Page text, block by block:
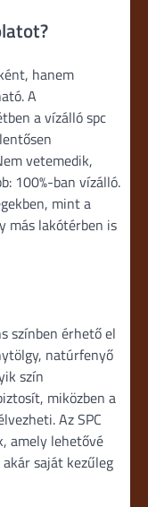
hanem
A
a vízálló spc
vetemedik,
100%-ban vízálló.
mint a
más lakótérben is
színben érhető el
natúrfenyő
szín
miközben a
Az SPC
amely lehetővé
saját kezűleg